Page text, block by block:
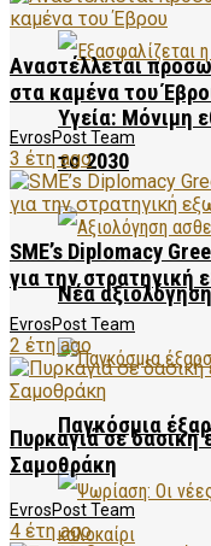
Υγεία: Μόνιμη
το 2030
Νέα
Παγκόσμια
Αναστέλλεται
στα καμένα του
EvrosPost Team
3 έτη ago
SME’s Diplomacy
για την
EvrosPost Team
2 έτη ago
Πυρκαγιά σε
Σαμοθράκη
EvrosPost Team
4 έτη ago